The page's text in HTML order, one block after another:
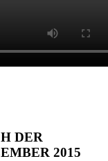
DER
2015